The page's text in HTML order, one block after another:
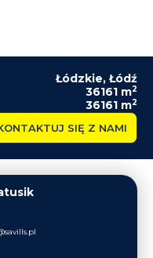
Łódzkie, Łódź
36161 m2
36161 m2
SIĘ Z NAMI